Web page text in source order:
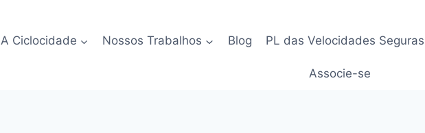
A Ciclocidade Nossos Trabalhos Blog PL das Velocidades Seguras
Associe-se